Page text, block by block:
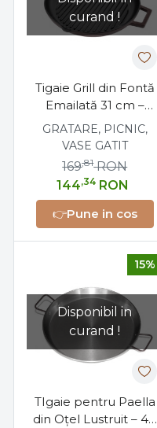
curand !
Tigaie Grill din Fontă
Emailată 31 cm –
Durabilitate și Gust
Autentic
GRATARE, PICNIC,
VASE GATIT
144,34 RON
169,81 RON
👉Pune in cos
Disponibil in
curand !
15%
TIgaie pentru Paella
din Oțel Lustruit – 40